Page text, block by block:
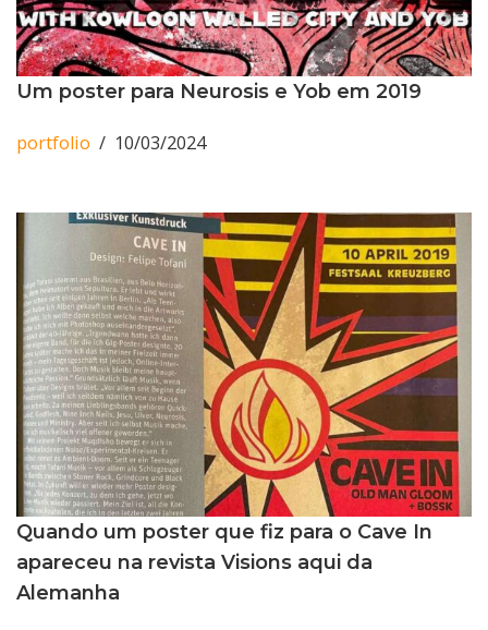
Um poster para Neurosis e Yob em 2019
portfolio 10/03/2024
Quando um poster que fiz para o Cave In
apareceu na revista Visions aqui da
Alemanha